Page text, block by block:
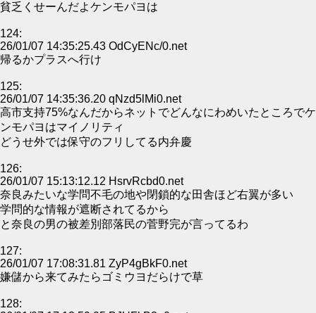
貧乏くせーんだよケンモパヨは
124:
26/01/07 14:35:25.43 OdCyENc/0.net
帰るかプラスへ行け
125:
26/01/07 14:35:36.20 qNzd5lMi0.net
高市支持75%なんだからネットでどんなにわめいたところでケ
ンモパヨはマイノリティ
どうせ外では保守のフリしてる内弁慶
126:
26/01/07 15:13:12.12 HsrvRcbd0.net
奈良みたいな学問不毛の地や閉鎖的な田舎ほど右翼が多い
学問的な情報が遮断されてるから
と奈良の男の被差別部落民の菅野完が言ってるわ
127:
26/01/07 17:08:31.81 ZyP4gBkF0.net
嫌儲から来てみたらゴミウヨだらけで草
128: